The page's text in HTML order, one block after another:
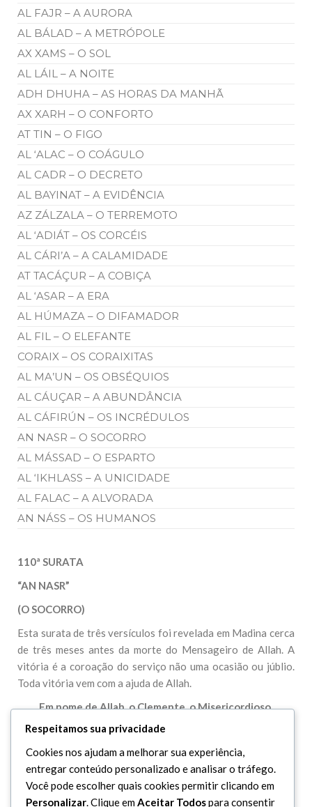
AL FAJR – A AURORA
AL BÁLAD – A METRÓPOLE
AX XAMS – O SOL
AL LÁIL – A NOITE
ADH DHUHA – AS HORAS DA MANHÃ
AX XARH – O CONFORTO
AT TIN – O FIGO
AL ‘ALAC – O COÁGULO
AL CADR – O DECRETO
AL BAYINAT – A EVIDÊNCIA
AZ ZÁLZALA – O TERREMOTO
AL ‘ADIÁT – OS CORCÉIS
AL CÁRI’A – A CALAMIDADE
AT TACÁÇUR – A COBIÇA
AL ‘ASAR – A ERA
AL HÚMAZA – O DIFAMADOR
AL FIL – O ELEFANTE
CORAIX – OS CORAIXITAS
AL MA’UN – OS OBSÉQUIOS
AL CÁUÇAR – A ABUNDÂNCIA
AL CÁFIRÚN – OS INCRÉDULOS
AN NASR – O SOCORRO
AL MÁSSAD – O ESPARTO
AL ‘IKHLASS – A UNICIDADE
AL FALAC – A ALVORADA
AN NÁSS – OS HUMANOS
110ª SURATA
“AN NASR”
(O SOCORRO)
Esta surata de três versículos foi revelada em Madina cerca
de três meses antes da morte do Mensageiro de Allah. A
vitória é a coroação do serviço não uma ocasião ou júblio.
Toda vitória vem com a ajuda de Allah.
Em nome de Allah, o Clemente, o Misericordioso.
1. Quando te chegar o socorro de Allah e o triunfo,
2. E vires entrar a gente, em massa, na religião de Allah,
3. Celebra, então, os louvores do teu Senhor, e implora o Seu
perdão, porque Ele é Remissório.
Respeitamos sua privacidade
Cookies nos ajudam a melhorar sua experiência,
entregar conteúdo personalizado e analisar o tráfego.
Você pode escolher quais cookies permitir clicando em
Personalizar. Clique emAceitar Todospara consentir